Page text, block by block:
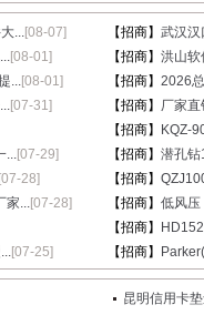
...[08-07] 【招商】 武汉汉
[08-01] 【招商】 洪山
...[08-01] 【招商】 2026
[07-31] 【招商】 厂家
【招商】
KQZ-
...[07-29] 【招商】 潜孔钻
[07-28] 【招商】
家...[07-28] 【招商】 低风压
【招商】
[07-25] 【招商】
昆明信用卡